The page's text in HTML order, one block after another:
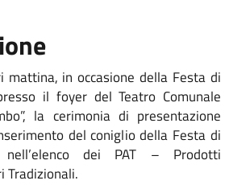
mattina, in occasione della Festa di
il foyer del Teatro Comunale
la cerimonia di presentazione
del coniglio della Festa di
dei PAT – Prodotti
Tradizionali.